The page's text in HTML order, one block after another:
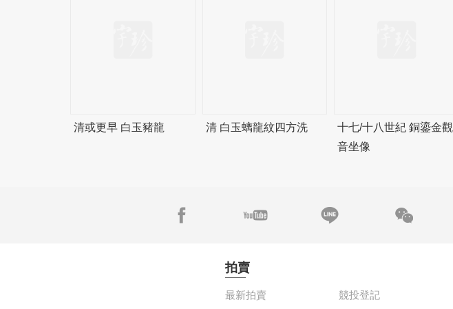
清或更早 白玉豬龍 清 白玉螭龍紋四方洗
十七/十八世紀 銅鎏金觀
音坐像
拍賣
最新拍賣 競投登記